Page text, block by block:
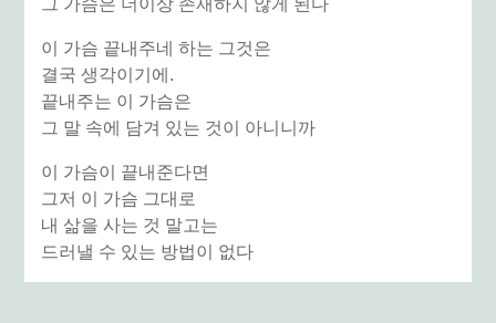
이 가슴 끝내주네 하는 그것은
결국 생각이기에.
끝내주는 이 가슴은
그 말 속에 담겨 있는 것이 아니니까
이 가슴이 끝내준다면
그저 이 가슴 그대로
내 삶을 사는 것 말고는
드러낼 수 있는 방법이 없다